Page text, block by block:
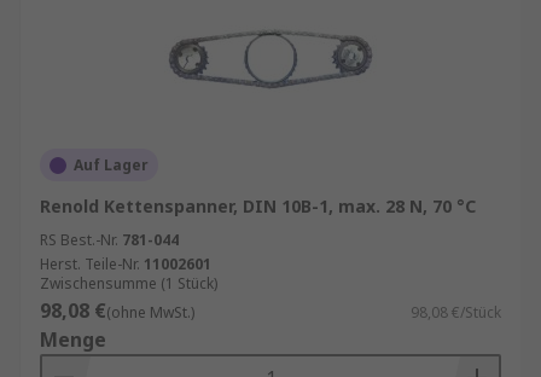
Auf Lager
Renold Kettenspanner, DIN 10B-1, max. 28 N, 70 °C
RS Best.-Nr. 781-044
Herst. Teile-Nr. 11002601
Zwischensumme (1 Stück)
98,08 €(ohne MwSt.) 98,08 €/Stück
Menge